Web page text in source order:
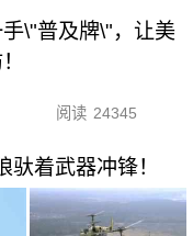
\"普及牌\"，让美
阅读 24345
着武器冲锋！